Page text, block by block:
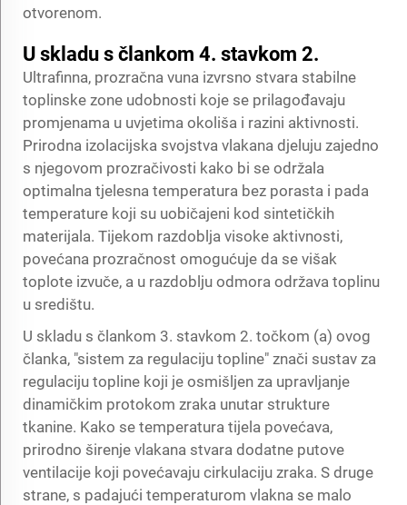
otvorenom.
U skladu s člankom 4. stavkom 2.
Ultrafinna, prozračna vuna izvrsno stvara stabilne
toplinske zone udobnosti koje se prilagođavaju
promjenama u uvjetima okoliša i razini aktivnosti.
Prirodna izolacijska svojstva vlakana djeluju zajedno
s njegovom prozračivosti kako bi se održala
optimalna tjelesna temperatura bez porasta i pada
temperature koji su uobičajeni kod sintetičkih
materijala. Tijekom razdoblja visoke aktivnosti,
povećana prozračnost omogućuje da se višak
toplote izvuče, a u razdoblju odmora održava toplinu
u središtu.
U skladu s člankom 3. stavkom 2. točkom (a) ovog
članka, "sistem za regulaciju topline" znači sustav za
regulaciju topline koji je osmišljen za upravljanje
dinamičkim protokom zraka unutar strukture
tkanine. Kako se temperatura tijela povećava,
prirodno širenje vlakana stvara dodatne putove
ventilacije koji povećavaju cirkulaciju zraka. S druge
strane, s padajući temperaturom vlakna se malo